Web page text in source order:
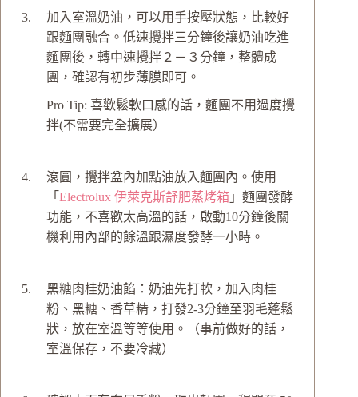
加入室溫奶油，可以用手按壓狀態，比較好
跟麵團融合。低速攪拌三分鐘後讓奶油吃進
麵團後，轉中速攪拌２－３分鐘，整體成
團，確認有初步薄膜即可。
Pro Tip: 喜歡鬆軟口感的話，麵團不用過度攪
拌(不需要完全擴展）
滾圓，攪拌盆內加點油放入麵團內。使用
「 Electrolux 伊萊克斯舒肥蒸烤箱 」麵團發酵
功能，不喜歡太高溫的話，啟動10分鐘後關
機利用內部的餘溫跟濕度發酵一小時。
黑糖肉桂奶油餡：奶油先打軟，加入肉桂
粉、黑糖、香草精，打發2-3分鐘至羽毛蓬鬆
狀，放在室溫等等使用。（事前做好的話，
室溫保存，不要冷藏）